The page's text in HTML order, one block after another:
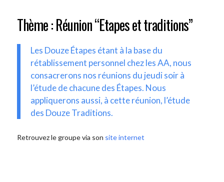
Thème : Réunion “Etapes et traditions”
Les Douze Étapes étant à la base du
rétablissement personnel chez les AA, nous
consacrerons nos réunions du jeudi soir à
l’étude de chacune des Étapes. Nous
appliquerons aussi, à cette réunion, l’étude
des Douze Traditions.
Retrouvez le groupe via son site internet